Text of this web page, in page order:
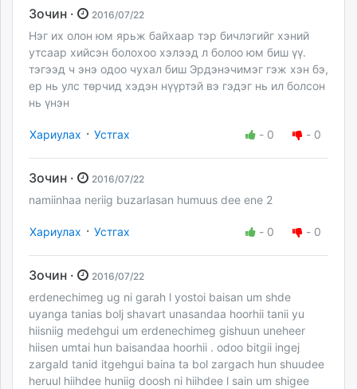
Зочин · 2016/07/22
Нэг их олон юм ярьж байхаар тэр бичлэгийг хэний
утсаар хийсэн болохоо хэлээд л болоо юм биш үү.
тэгээд ч энэ одоо чухал биш Эрдэнэчимэг гэж хэн бэ,
ер нь улс төрчид хэдэн нүүртэй вэ гэдэг нь ил болсон
нь үнэн
Хариулах · Устгах - 0 - 0
Зочин · 2016/07/22
namiinhaa neriig buzarlasan humuus dee ene 2
Хариулах · Устгах - 0 - 0
Зочин · 2016/07/22
erdenechimeg ug ni garah l yostoi baisan um shde
uyanga tanias bolj shavart unasandaa hoorhii tanii yu
hiisniig medehgui um erdenechimeg gishuun uneheer
hiisen umtai hun baisandaa hoorhii . odoo bitgii ingej
zargald tanid itgehgui baina ta bol zargach hun shuudee
heruul hiihdee huniig doosh ni hiihdee l sain um shigee